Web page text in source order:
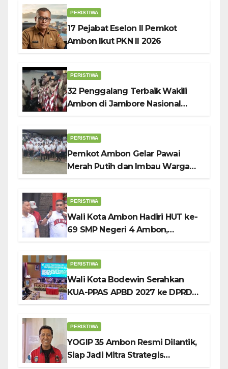
PERISTIWA
17 Pejabat Eselon II Pemkot
Ambon Ikut PKN II 2026
PERISTIWA
32 Penggalang Terbaik Wakili
Ambon di Jambore Nasional
PERISTIWA
Pemkot Ambon Gelar Pawai
Merah Putih dan Imbau Warga
PERISTIWA
Wali Kota Ambon Hadiri HUT ke-
69 SMP Negeri 4 Ambon,
PERISTIWA
Wali Kota Bodewin Serahkan
KUA-PPAS APBD 2027 ke DPRD
PERISTIWA
YOGIP 35 Ambon Resmi Dilantik,
Siap Jadi Mitra Strategis